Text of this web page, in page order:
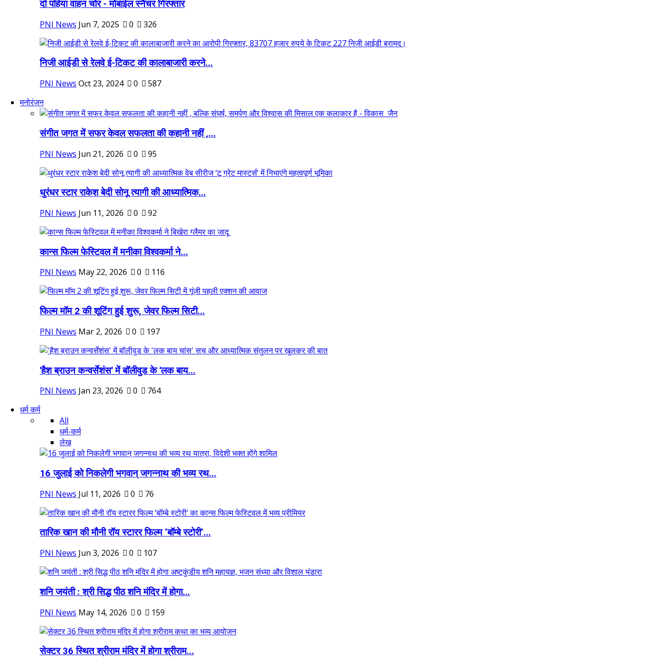
दो पहिया वाहन चोर - मोबाईल स्नैचर गिरफ्तार
PNI News Jun 7, 2025 0 326
निजी आईडी से रेलवे ई-टिकट की कालाबाजारी करने...
PNI News Oct 23, 2024 0
587
मनोरंजन
संगीत जगत में सफर केवल सफलता की कहानी नहीं ,...
PNI News Jun 21, 2026 0 95
धुरंधर स्टार राकेश बेदी सोनू त्यागी की आध्यात्मिक...
PNI News Jun 11, 2026 0 92
कान्स फिल्म फेस्टिवल में मनीका विश्वकर्मा ने...
PNI News May 22, 2026 0 116
फिल्म मॉम 2 की शूटिंग हुई शुरू, जेवर फिल्म सिटी...
PNI News Mar 2, 2026 0 197
'हैश ब्राउन कन्वर्सेशंस' में बॉलीवुड के 'लक बाय...
PNI News Jan 23, 2026 0
764
धर्म कर्म
All
धर्म-कर्म
लेख
16 जुलाई को निकलेगी भगवान् जगन्नाथ की भव्य रथ...
PNI News Jul 11, 2026 0 76
तारिक खान की मौनी रॉय स्टारर फिल्म ‘बॉम्बे स्टोरी’...
PNI News Jun 3, 2026 0 107
शनि जयंती : श्री सिद्ध पीठ शनि मंदिर में होगा...
PNI News May 14, 2026 0 159
सेक्टर 36 स्थित श्रीराम मंदिर में होगा श्रीराम...